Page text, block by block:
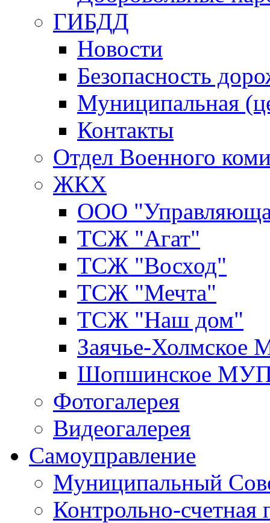
ГИБДД
Новости
Безопасность
Муниципальная
Контакты
Отдел Военного
ЖКХ
ООО
ТСЖ "Агат"
ТСЖ "Восход"
ТСЖ "Мечта"
ТСЖ "Наш дом"
Заячье-
Шопшинское
Фотогалерея
Видеогалерея
Самоуправление
Муниципальный
Контрольно-счетная